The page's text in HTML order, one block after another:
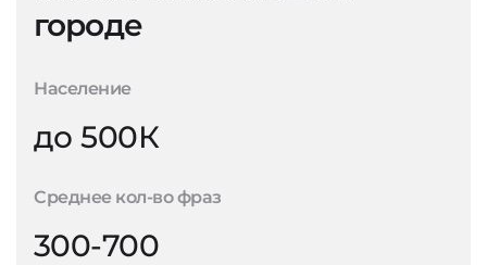
городе
Население
до 500К
Среднее кол-во фраз
300-700